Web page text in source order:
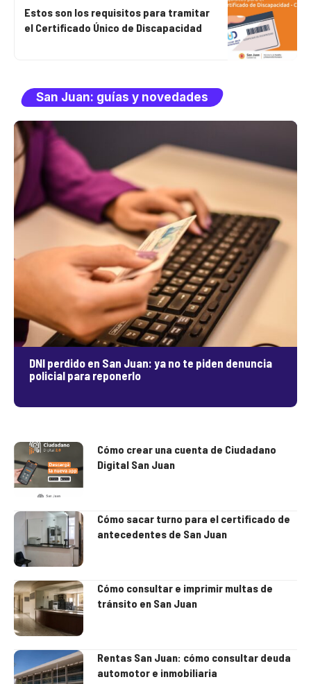
San Juan: guías y novedades
DNI perdido en San Juan: ya no te piden denuncia
policial para reponerlo
Cómo crear una cuenta de Ciudadano
Digital San Juan
Cómo sacar turno para el certificado de
antecedentes de San Juan
Cómo consultar e imprimir multas de
tránsito en San Juan
Rentas San Juan: cómo consultar deuda
automotor e inmobiliaria
Estos son los requisitos para tramitar
el Certificado Único de Discapacidad